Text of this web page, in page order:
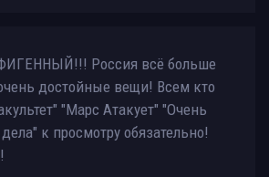
Россия всё больше
достойные вещи! Всем кто
"Марс Атакует" "Очень
к просмотру обязательно!